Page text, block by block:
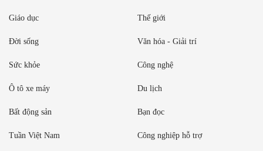
Giáo dục Thế giới
Đời sống Văn hóa - Giải trí
Sức khỏe Công nghệ
Ô tô xe máy Du lịch
Bất động sản Bạn đọc
Tuần Việt Nam Công nghiệp hỗ trợ